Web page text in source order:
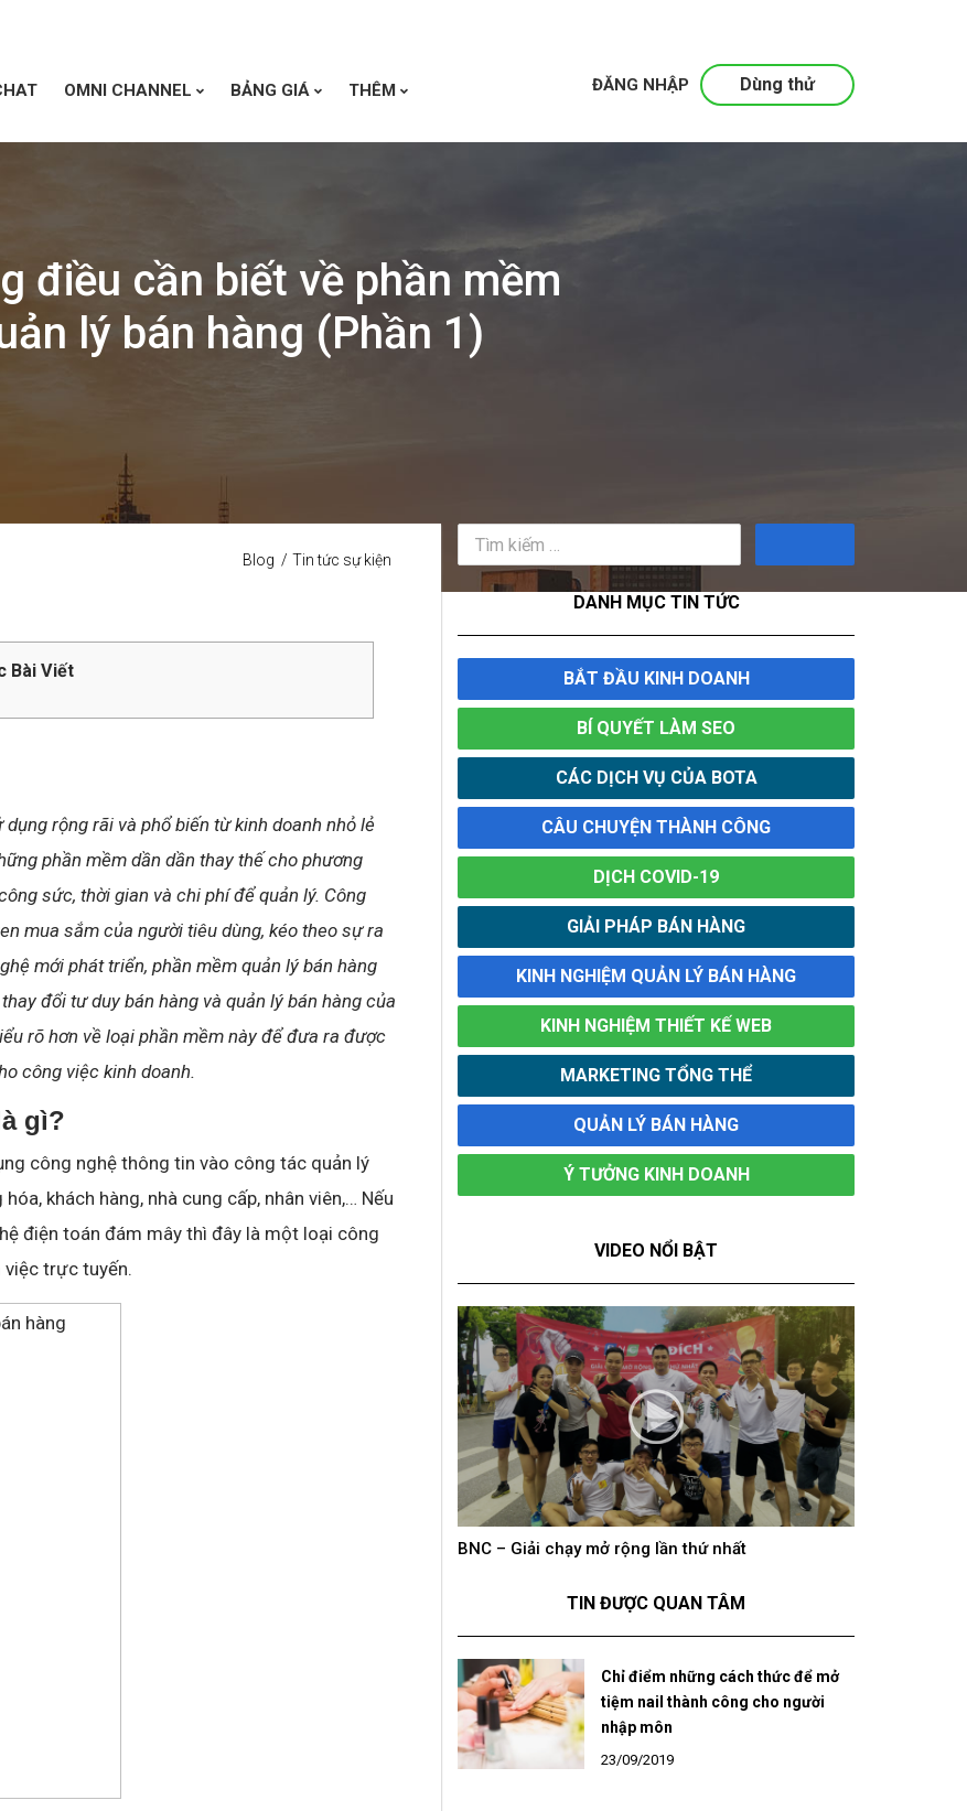
OMNI CHANNEL BẢNG GIÁ THÊM Dùng thử
ĐĂNG NHẬP
điều cần biết về phần mềm
lý bán hàng (Phần 1)
Blog Tin tức sự kiện
Bài Viết
rộng rãi và phổ biến từ kinh doanh nhỏ lẻ
phần mềm dần dần thay thế cho phương
sức, thời gian và chi phí để quản lý. Công
mua sắm của người tiêu dùng, kéo theo sự ra
mới phát triển, phần mềm quản lý bán hàng
đổi tư duy bán hàng và quản lý bán hàng của
rõ hơn về loại phần mềm này để đưa ra được
công việc kinh doanh.
gì?
công nghệ thông tin vào công tác quản lý
khách hàng, nhà cung cấp, nhân viên,… Nếu
điện toán đám mây thì đây là một loại công
việc trực tuyến.
DANH MỤC TIN TỨC
BẮT ĐẦU KINH DOANH
BÍ QUYẾT LÀM SEO
CÁC DỊCH VỤ CỦA BOTA
CÂU CHUYỆN THÀNH CÔNG
DỊCH COVID-19
GIẢI PHÁP BÁN HÀNG
KINH NGHIỆM QUẢN LÝ BÁN HÀNG
KINH NGHIỆM THIẾT KẾ WEB
MARKETING TỔNG THỂ
QUẢN LÝ BÁN HÀNG
Ý TƯỞNG KINH DOANH
VIDEO NỔI BẬT
BNC – Giải chạy mở rộng lần thứ nhất
Không khí cổ vũ U23 Việt Nam tại BNC Group trên
Chỉ điểm những cách thức để mở
tiệm nail thành công cho người